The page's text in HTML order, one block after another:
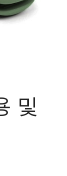
및